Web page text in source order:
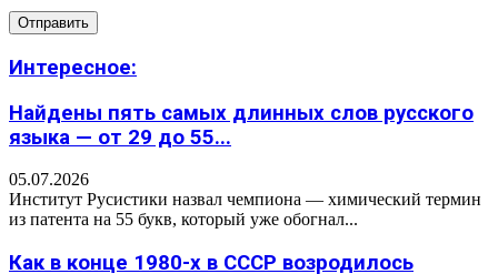
Интересное:
Найдены пять самых длинных слов русского
языка — от 29 до 55...
05.07.2026
Институт Русистики назвал чемпиона — химический термин
из патента на 55 букв, который уже обогнал...
Как в конце 1980-х в СССР возродилось